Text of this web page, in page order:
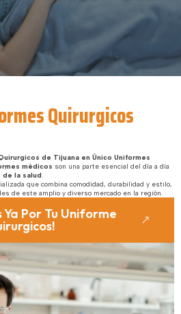
Quirurgicos
de Tijuana en Único Uniformes
médicos son una parte esencial del día a día
la salud.
que combina comodidad, durabilidad y estilo,
de este amplio y diverso mercado en la región.
Ya Por Tu Uniforme